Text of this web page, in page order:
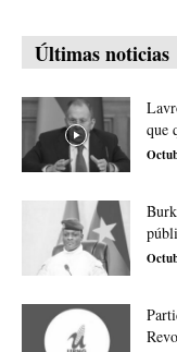
Últimas noticias
que